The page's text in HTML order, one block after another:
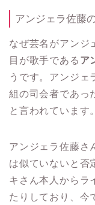
アンジェラ佐藤
なぜ芸名がアンジ
目が歌手である ア
うです。アンジェ
組の司会者であっ
と言われています。
アンジェラ佐藤さ
は似ていないと否
キさん本人からラ
たりしており、今